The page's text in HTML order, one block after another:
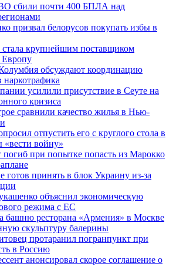
сбили почти 400 БПЛА над
призвал белорусов покупать избы в
крупнейшим поставщиком
Европу
обсуждают координацию
усилили присутствие в Сеуте на
кризиса
сравнили качество жилья в Нью-
отпустить его с круглого стола в
«вести войну»
при попытке попасть из Марокко
готов принять в блок Украину из-за
объяснил экономическую
режима с ЕС
башню ресторана «Армения» в Москве
скульптуру балерины
протаранил погранпункт при
в Россию
анонсировал скорое соглашение о